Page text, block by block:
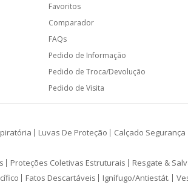
Favoritos
Comparador
FAQs
Pedido de Informação
Pedido de Troca/Devolução
Pedido de Visita
Luvas De Proteção Calçado Segurança
Proteções Coletivas Estruturais Resgate &
Fatos Descartáveis Ignífugo/Antiestát.